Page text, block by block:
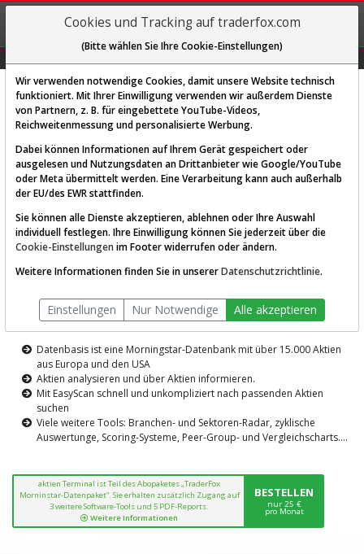
REGIS-
TRIEREN
Diese Funktion ist nur für
AKTIEN-TERMINAL
Die Aktienanalyse-Plattform von
TraderFox
Datenbasis ist eine Morningstar-Datenbank mit über 15.000 Aktien
aus Europa und den USA
Aktien analysieren und über Aktien informieren.
Mit EasyScan schnell und unkompliziert nach passenden Aktien
suchen
Viele weitere Tools: Branchen- und Sektoren-Radar, zyklische
Auswertunge, Scoring-Systeme, Peer-Group- und Vergleichscharts....
aktien Terminal ist Teil des Abopaketes „TraderFox
Morninstar-Datenpaket“. Sie erhalten zusätzlich Zugang auf
3 weitere Software-Tools und 5 PDF-Reports.
Weitere Informationen
BESTELLEN
nur 25 €
pro Monat
Cookies und Tracking auf traderfox.com
(Bitte wählen Sie Ihre Cookie-Einstellungen)
Wir verwenden notwendige Cookies, damit unsere Website technisch
funktioniert. Mit Ihrer Einwilligung verwenden wir außerdem Dienste
von Partnern, z. B. für eingebettete YouTube-Videos,
Reichweitenmessung und personalisierte Werbung.
Dabei können Informationen auf Ihrem Gerät gespeichert oder
ausgelesen und Nutzungsdaten an Drittanbieter wie Google/YouTube
oder Meta übermittelt werden. Eine Verarbeitung kann auch außerhalb
der EU/des EWR stattfinden.
Sie können alle Dienste akzeptieren, ablehnen oder Ihre Auswahl
individuell festlegen. Ihre Einwilligung können Sie jederzeit über die
Cookie-Einstellungen im Footer widerrufen oder ändern.
Weitere Informationen finden Sie in unsererDatenschutzrichtlinie.
Einstellungen Nur Notwendige Alle akzeptieren